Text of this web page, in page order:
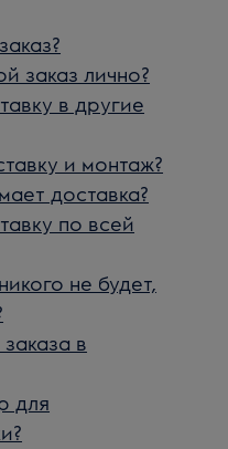
заказ лично?
в другие
и монтаж?
доставка?
по всей
не будет,
в
для